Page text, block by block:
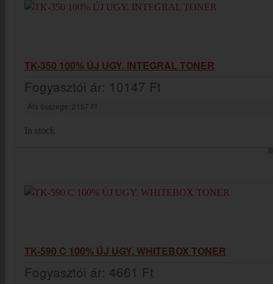
TK-350 100% ÚJ UGY. INTEGRAL TONER
Fogyasztói ár: 10147 Ft
Áfa összege: 2157 Ft
In stock
TK-590 C 100% ÚJ UGY. WHITEBOX TONER
Fogyasztói ár: 4661 Ft